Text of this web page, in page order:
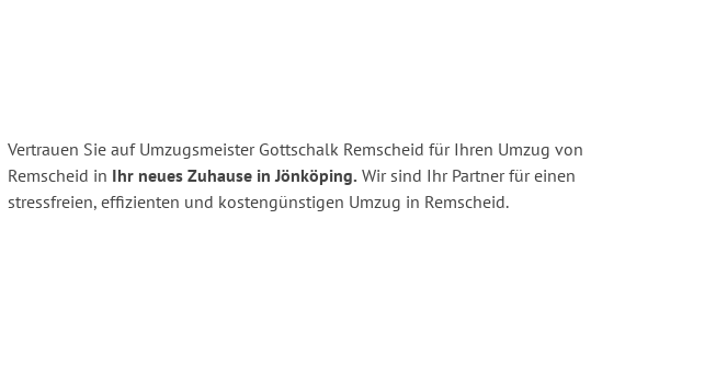
Vertrauen Sie auf Umzugsmeister Gottschalk Remscheid für Ihren Umzug von
Remscheid in Ihr neues Zuhause in Jönköping. Wir sind Ihr Partner für einen
stressfreien, effizienten und kostengünstigen Umzug in Remscheid.